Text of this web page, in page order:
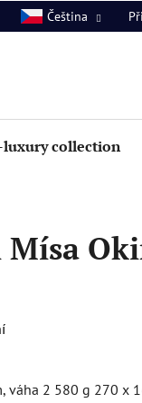
Čeština
collection
váha 2 580 g 270 x